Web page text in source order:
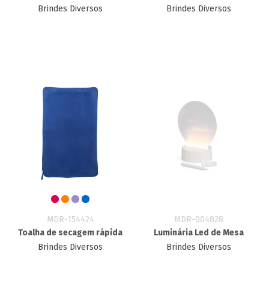
Brindes Diversos
Brindes Diversos
MDR-154424
Toalha de secagem rápida
Brindes Diversos
MDR-004828
Luminária Led de Mesa
Brindes Diversos